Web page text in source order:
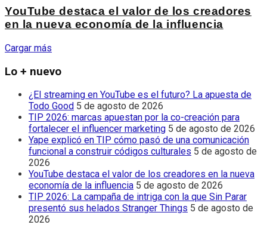
YouTube destaca el valor de los creadores
en la nueva economía de la influencia
Cargar más
Lo + nuevo
¿El streaming en YouTube es el futuro? La apuesta de
Todo Good 5 de agosto de 2026
TIP 2026: marcas apuestan por la co-creación para
fortalecer el influencer marketing 5 de agosto de 2026
Yape explicó en TIP cómo pasó de una comunicación
funcional a construir códigos culturales 5 de agosto de
2026
YouTube destaca el valor de los creadores en la nueva
economía de la influencia 5 de agosto de 2026
TIP 2026: La campaña de intriga con la que Sin Parar
presentó sus helados Stranger Things 5 de agosto de
2026